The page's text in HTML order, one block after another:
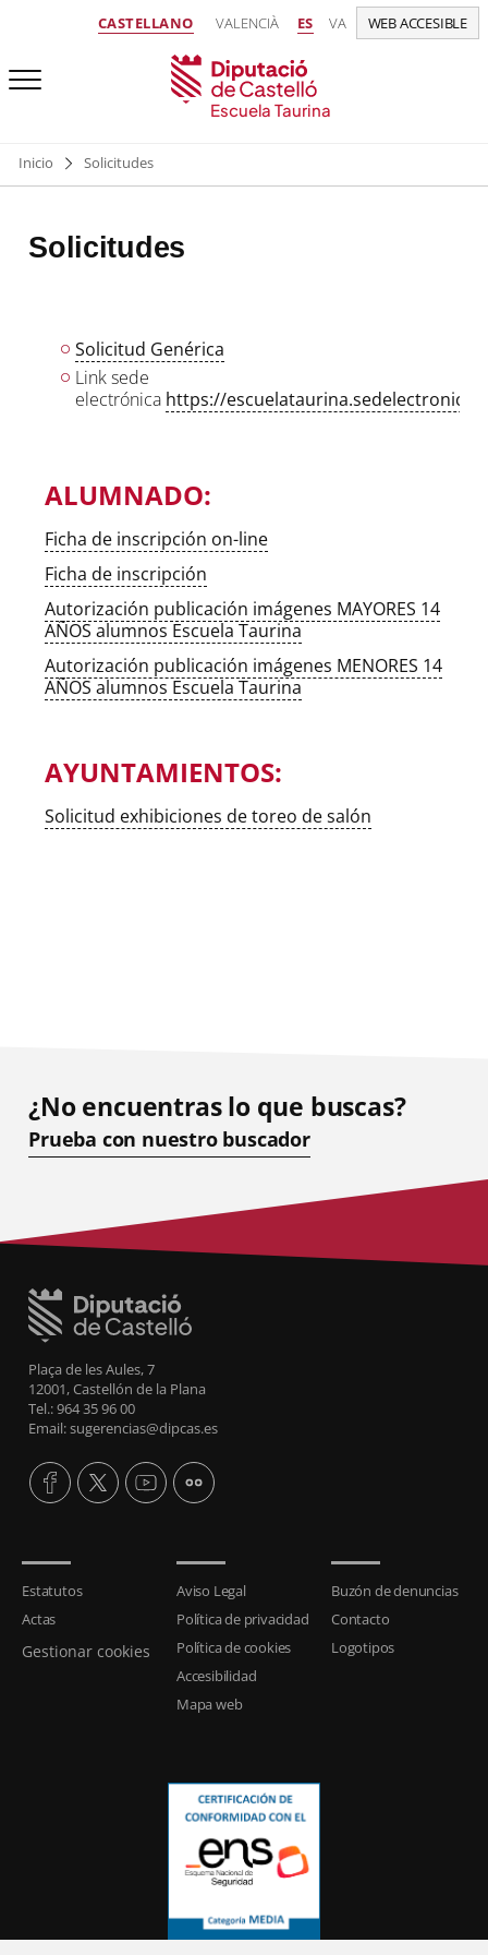
CASTELLANO VALENCIÀ ES VA WEB ACCESIBLE
Escuela Taurina
Inicio Solicitudes
Solicitudes
Solicitud Genérica
Link sede
electrónica https://
ALUMNADO:
Ficha de inscripción on-line
Ficha de inscripción
Autorización publicación imágenes MAYORES 14
AÑOS alumnos Escuela Taurina
Autorización publicación imágenes MENORES 14
AÑOS alumnos Escuela Taurina
AYUNTAMIENTOS:
Solicitud exhibiciones de toreo de salón
¿No encuentras lo que buscas?
Prueba con nuestro buscador
Plaça de les Aules, 7
12001, Castellón de la Plana
Tel.: 964 35 96 00
Email: sugerencias@dipcas.es
Estatutos
Actas
Gestionar cookies
Aviso Legal
Política de privacidad
Política de cookies
Accesibilidad
Mapa web
Buzón de denuncias
Contacto
Logotipos